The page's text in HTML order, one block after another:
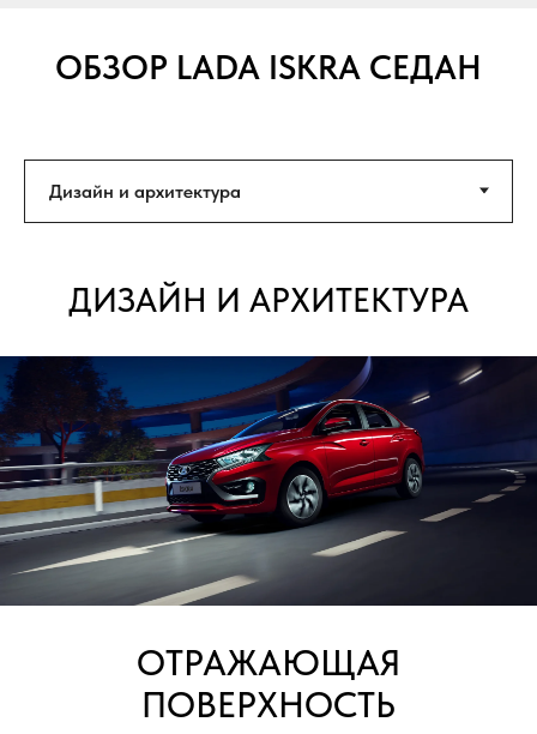
ОБЗОР LADA ISKRA СЕДАН
ДИЗАЙН И АРХИТЕКТУРА
ОТРАЖАЮЩАЯ
ПОВЕРХНОСТЬ